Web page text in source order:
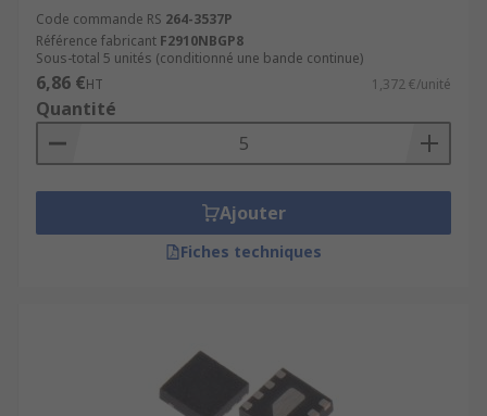
Code commande RS 264-3537P
Référence fabricant F2910NBGP8
Sous-total 5 unités (conditionné une bande continue)
6,86 €HT 1,372 €/unité
Quantité
Ajouter
Fiches techniques